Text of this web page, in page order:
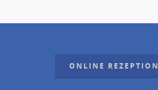
ONLINE REZEPTION